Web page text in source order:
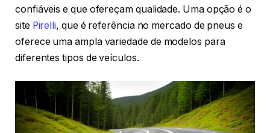
confiáveis e que ofereçam qualidade. Uma opção é o
site Pirelli, que é referência no mercado de pneus e
oferece uma ampla variedade de modelos para
diferentes tipos de veículos.